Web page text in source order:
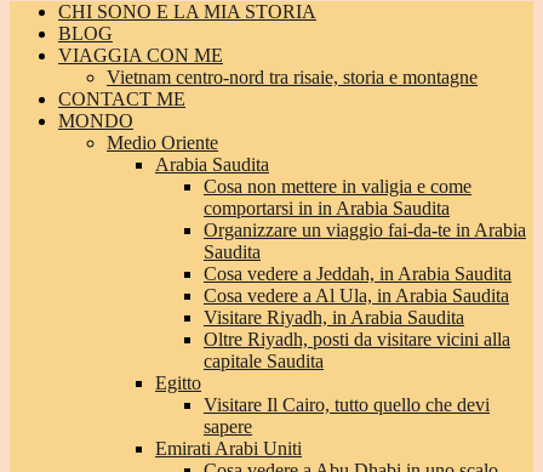
CHI SONO E LA MIA STORIA
BLOG
VIAGGIA CON ME
Vietnam centro-nord tra risaie, storia e montagne
CONTACT ME
MONDO
Medio Oriente
Arabia Saudita
Cosa non mettere in valigia e come
comportarsi in in Arabia Saudita
Organizzare un viaggio fai-da-te in Arabia
Saudita
Cosa vedere a Jeddah, in Arabia Saudita
Cosa vedere a Al Ula, in Arabia Saudita
Visitare Riyadh, in Arabia Saudita
Oltre Riyadh, posti da visitare vicini alla
capitale Saudita
Egitto
Visitare Il Cairo, tutto quello che devi
sapere
Emirati Arabi Uniti